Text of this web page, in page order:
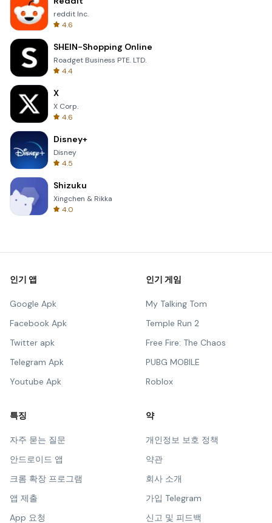
reddit Inc.
4.6
SHEIN-Shopping Online
Roadget Business PTE. LTD.
4.4
X
X Corp.
4.6
Disney+
Disney
4.5
Shizuku
Xingchen & Rikka
4.0
인기 앱
Google Apk
Facebook Apk
Twitter apk
Telegram Apk
Youtube Apk
인기 게임
My Talking Tom
Temple Run 2
Free Fire: The Chaos
PUBG MOBILE
Roblox
특징
자주 묻는 질문
안드로이드 앱
크롬 확장 프로그램
앱 제출
App 요청
약
개인정보 보호 정책
약관
회사 소개
가입 Telegram
신고 및 피드백